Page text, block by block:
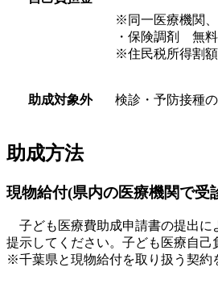
※同一医療機関、
・保険調剤 無料
※住民税所得割
助成対象外 検診・予防接種
助成方法
現物給付(県内の医療機関で受
子ども医療費助成申請書の提出に
提示してください。子ども医療自己
※千葉県と現物給付を取り扱う契約